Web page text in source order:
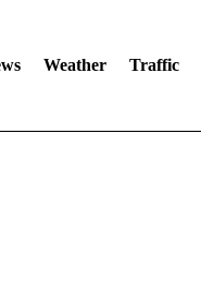
Weather Traffic